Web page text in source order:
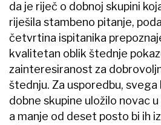
da je riječ o dobnoj skupini
riješila stambeno pitanje,
četvrtina ispitanika
kvalitetan oblik štednje
zainteresiranost za
štednju. Za usporedbu,
dobne skupine uložilo novac
a manje od deset posto bi ih